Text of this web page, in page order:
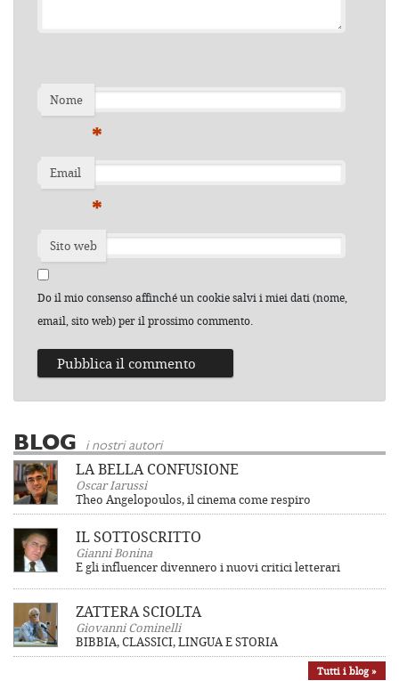
Nome
*
Email
*
Sito web
Do il mio consenso affinché un cookie salvi i miei dati (nome,
email, sito web) per il prossimo commento.
BLOG i nostri autori
LA BELLA CONFUSIONE
Oscar Iarussi
Theo Angelopoulos, il cinema come respiro
IL SOTTOSCRITTO
Gianni Bonina
E gli influencer divennero i nuovi critici letterari
ZATTERA SCIOLTA
Giovanni Cominelli
BIBBIA, CLASSICI, LINGUA E STORIA
Tutti i blog »